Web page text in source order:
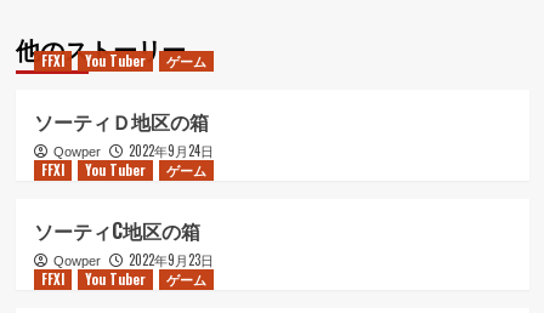
ー
シ
ョ
ン
他のストーリー
FFXI You Tuber ゲーム
ソーティＤ地区の箱
Qowper
2022年9月24日
FFXI
You Tuber ゲーム
ソーティC地区の箱
Qowper
2022年9月23日
FFXI
You Tuber ゲーム